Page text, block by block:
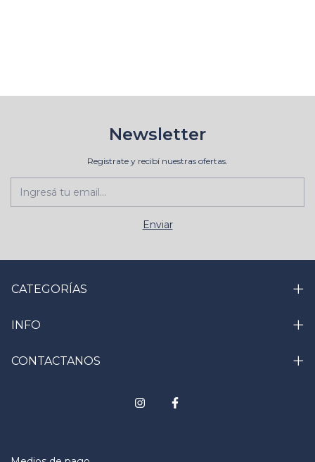
Newsletter
Registrate y recibí nuestras ofertas.
CATEGORÍAS
INFO
CONTACTANOS